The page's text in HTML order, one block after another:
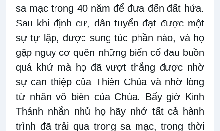
sa mạc trong 40 năm để đưa đến đất hứa.
Sau khi định cư, dân tuyển đạt được một
sự tự lập, được sung túc phần nào, và họ
gặp nguy cơ quên những biến cố đau buồn
quá khứ mà họ đã vượt thắng được nhờ
sự can thiệp của Thiên Chúa và nhờ lòng
từ nhân vô biên của Chúa. Bấy giờ Kinh
Thánh nhắn nhủ họ hãy nhớ tất cả hành
trình đã trải qua trong sa mạc, trong thời